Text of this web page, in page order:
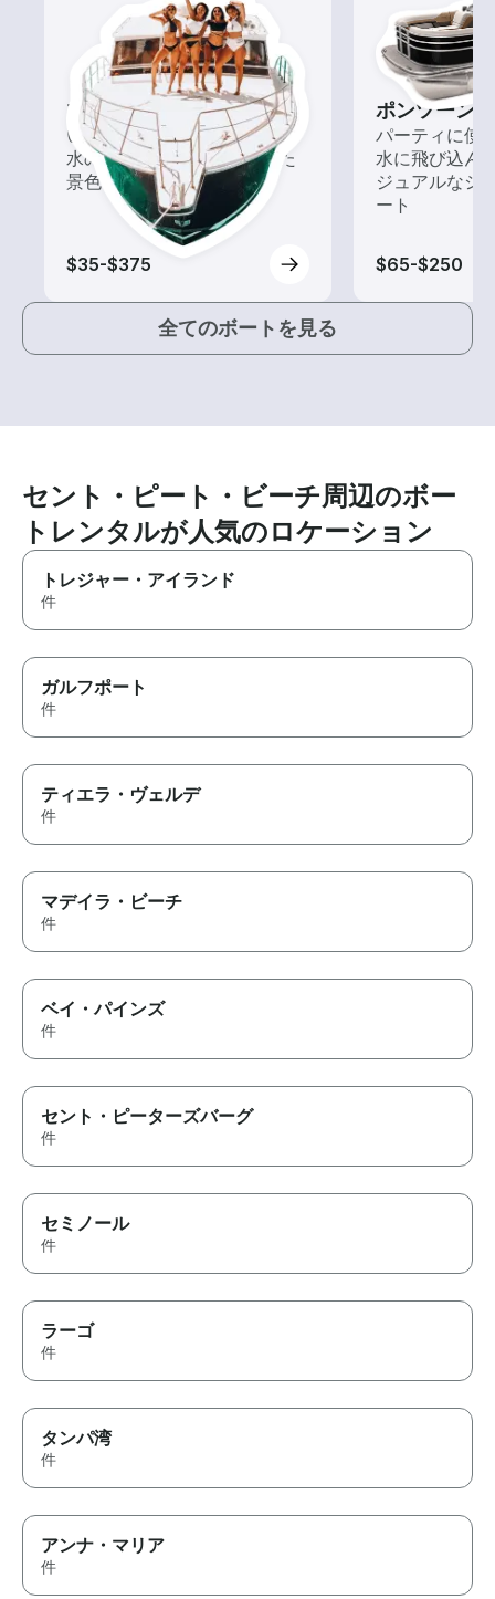
ツアー
いろんな再発見があるかも!?
水の上から眺める一味違った
景色を楽しもう！
$35-$375
ポンツーン
パーティに使
水に飛び込ん
ジュアルなシ
ート
$65-$250
全てのボートを見る
セント・ピート・ビーチ周辺のボー
トレンタルが人気のロケーション
トレジャー・アイランド
件
ガルフポート
件
ティエラ・ヴェルデ
件
マデイラ・ビーチ
件
ベイ・パインズ
件
セント・ピーターズバーグ
件
セミノール
件
ラーゴ
件
タンパ湾
件
アンナ・マリア
件